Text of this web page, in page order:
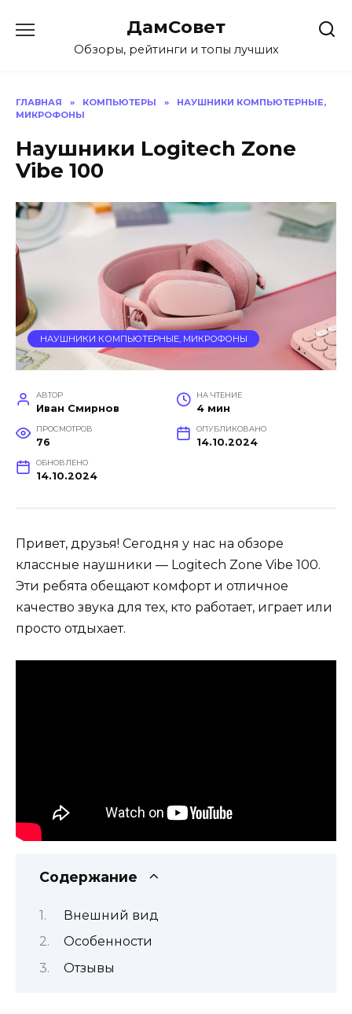
содержанию
ДамСовет
Обзоры, рейтинги и топы лучших
ГЛАВНАЯ » КОМПЬЮТЕРЫ »
НАУШНИКИ КОМПЬЮТЕРНЫЕ,
МИКРОФОНЫ
Наушники Logitech Zone
Vibe 100
НАУШНИКИ КОМПЬЮТЕРНЫЕ, МИКРОФОНЫ
АВТОР
Иван Смирнов
НА ЧТЕНИЕ
4 мин
ПРОСМОТРОВ
76
ОПУБЛИКОВАНО
14.10.2024
ОБНОВЛЕНО
14.10.2024
Привет, друзья! Сегодня у нас на обзоре
классные наушники — Logitech Zone Vibe 100.
Эти ребята обещают комфорт и отличное
качество звука для тех, кто работает, играет или
просто отдыхает.
Содержание
Внешний вид
Особенности
Отзывы